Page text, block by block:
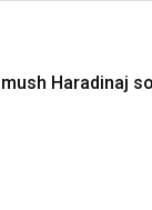
Haradinaj